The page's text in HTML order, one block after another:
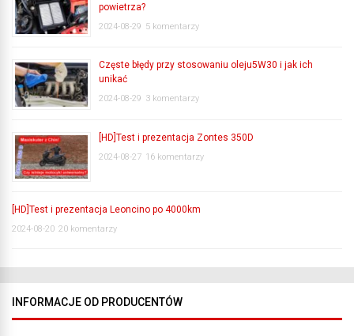
powietrza?
2024-08-29 5 komentarzy
Częste błędy przy stosowaniu oleju5W30 i jak ich
unikać
2024-08-29 3 komentarzy
[HD]Test i prezentacja Zontes 350D
2024-08-27 16 komentarzy
[HD]Test i prezentacja Leoncino po 4000km
2024-08-20 20 komentarzy
INFORMACJE OD PRODUCENTÓW